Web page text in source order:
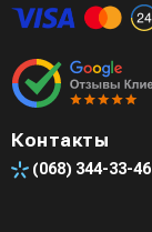
Контакты
(068) 344-33-46